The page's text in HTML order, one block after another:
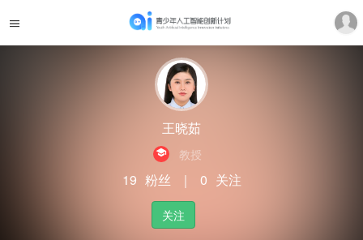
王晓茹
教授
19 粉丝 ｜ 0 关注
关注